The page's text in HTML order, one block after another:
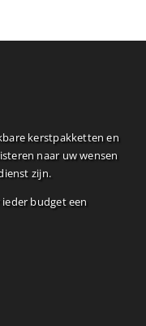
kerstpakketten en
naar uw wensen
zijn.
budget een